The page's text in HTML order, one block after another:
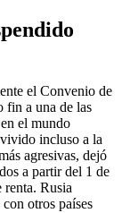
el Convenio de
fin a una de las
el mundo
incluso a la
agresivas, dejó
a partir del 1 de
renta. Rusia
otros países